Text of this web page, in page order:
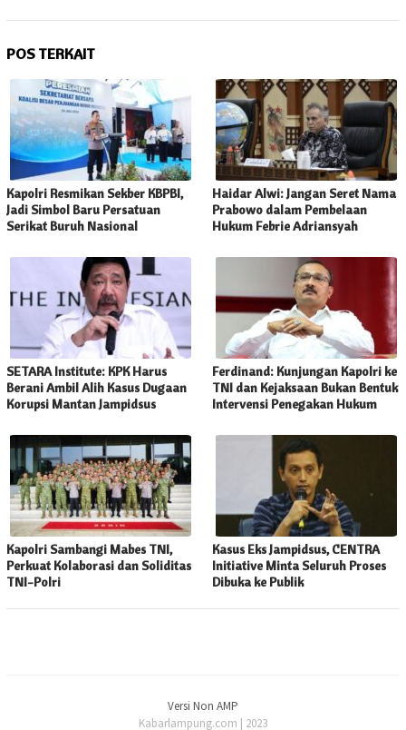
POS TERKAIT
Kapolri Resmikan Sekber KBPBI,
Jadi Simbol Baru Persatuan
Serikat Buruh Nasional
Haidar Alwi: Jangan Seret Nama
Prabowo dalam Pembelaan
Hukum Febrie Adriansyah
SETARA Institute: KPK Harus
Berani Ambil Alih Kasus Dugaan
Korupsi Mantan Jampidsus
Ferdinand: Kunjungan Kapolri ke
TNI dan Kejaksaan Bukan Bentuk
Intervensi Penegakan Hukum
Kapolri Sambangi Mabes TNI,
Perkuat Kolaborasi dan Soliditas
TNI-Polri
Kasus Eks Jampidsus, CENTRA
Initiative Minta Seluruh Proses
Dibuka ke Publik
Versi Non AMP
Kabarlampung.com | 2023